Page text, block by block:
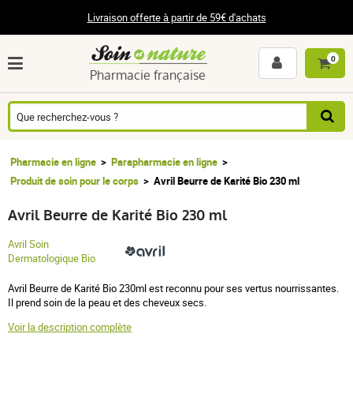
Livraison offerte à partir de 59€ d'achats
Pharmacie française
0
Pharmacie en ligne
Parapharmacie en ligne
Produit de soin pour le corps
Avril Beurre de Karité Bio 230 ml
Avril Beurre de Karité Bio 230 ml
Avril Soin
Dermatologique Bio
Avril Beurre de Karité Bio 230ml est reconnu pour ses vertus nourrissantes.
Il prend soin de la peau et des cheveux secs.
Voir la description complète